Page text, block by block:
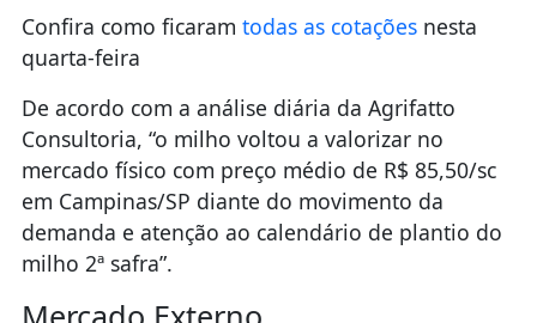
Confira como ficaram todas as cotaçõesnesta
quarta-feira
De acordo com a análise diária da Agrifatto
Consultoria, “o milho voltou a valorizar no
mercado físico com preço médio de R$ 85,50/sc
em Campinas/SP diante do movimento da
demanda e atenção ao calendário de plantio do
milho 2ª safra”.
Mercado Externo